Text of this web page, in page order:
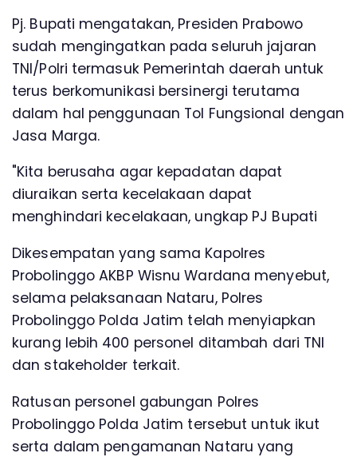
Pj. Bupati mengatakan, Presiden Prabowo
sudah mengingatkan pada seluruh jajaran
TNI/Polri termasuk Pemerintah daerah untuk
terus berkomunikasi bersinergi terutama
dalam hal penggunaan Tol Fungsional dengan
Jasa Marga.
"Kita berusaha agar kepadatan dapat
diuraikan serta kecelakaan dapat
menghindari kecelakaan, ungkap PJ Bupati
Dikesempatan yang sama Kapolres
Probolinggo AKBP Wisnu Wardana menyebut,
selama pelaksanaan Nataru, Polres
Probolinggo Polda Jatim telah menyiapkan
kurang lebih 400 personel ditambah dari TNI
dan stakeholder terkait.
Ratusan personel gabungan Polres
Probolinggo Polda Jatim tersebut untuk ikut
serta dalam pengamanan Nataru yang